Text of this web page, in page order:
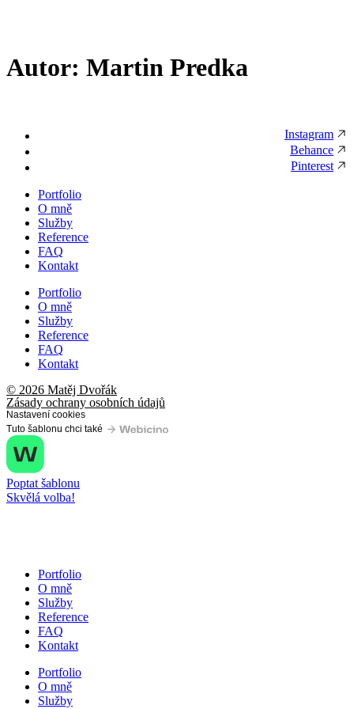
Autor: Martin Predka
Instagram
Behance
Pinterest
Portfolio
O mně
Služby
Reference
FAQ
Kontakt
Portfolio
O mně
Služby
Reference
FAQ
Kontakt
© 2026 Matěj Dvořák
Zásady ochrany osobních údajů
Nastavení cookies
Tuto šablonu chci také
Poptat šablonu
Skvělá volba!
Portfolio
O mně
Služby
Reference
FAQ
Kontakt
Portfolio
O mně
Služby